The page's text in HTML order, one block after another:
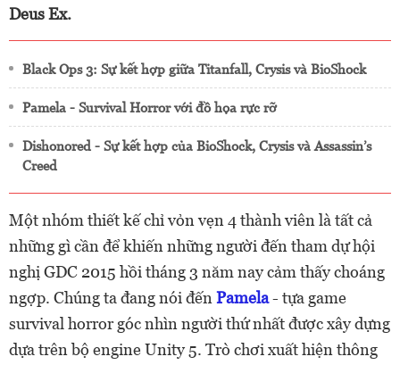
Deus Ex.
Black Ops 3: Sự kết hợp giữa Titanfall, Crysis và BioShock
Pamela - Survival Horror với đồ họa rực rỡ
Dishonored - Sự kết hợp của BioShock, Crysis và Assassin’s
Creed
Một nhóm thiết kế chỉ vỏn vẹn 4 thành viên là tất cả
những gì cần để khiến những người đến tham dự hội
nghị GDC 2015 hồi tháng 3 năm nay cảm thấy choáng
ngợp. Chúng ta đang nói đến Pamela- tựa game
survival horror góc nhìn người thứ nhất được xây dựng
dựa trên bộ engine Unity 5. Trò chơi xuất hiện thông